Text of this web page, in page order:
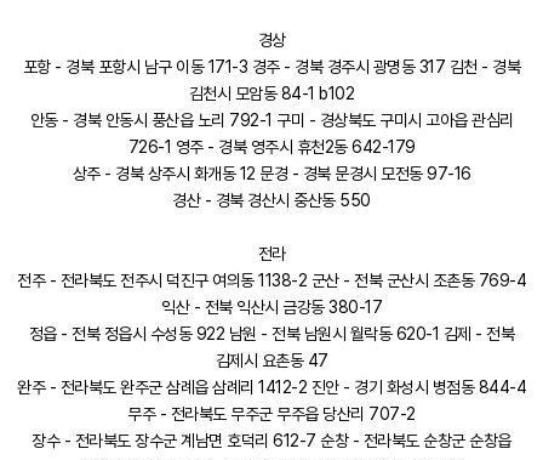
경상
포항 - 경북 포항시 남구 이동 171-3 경주 - 경북 경주시 광명동 317 김천 - 경북
김천시 모암동 84-1 b102
안동 - 경북 안동시 풍산읍 노리 792-1 구미 - 경상북도 구미시 고아읍 관심리
726-1 영주 - 경북 영주시 휴천2동 642-179
상주 - 경북 상주시 화개동 12 문경 - 경북 문경시 모전동 97-16
경산 - 경북 경산시 중산동 550
전라
전주 - 전라북도 전주시 덕진구 여의동 1138-2 군산 - 전북 군산시 조촌동 769-4
익산 - 전북 익산시 금강동 380-17
정읍 - 전북 정읍시 수성동 922 남원 - 전북 남원시 월락동 620-1 김제 - 전북
김제시 요촌동 47
완주 - 전라북도 완주군 삼례읍 삼례리 1412-2 진안 - 경기 화성시 병점동 844-4
무주 - 전라북도 무주군 무주읍 당산리 707-2
장수 - 전라북도 장수군 계남면 호덕리 612-7 순창 - 전라북도 순창군 순창읍